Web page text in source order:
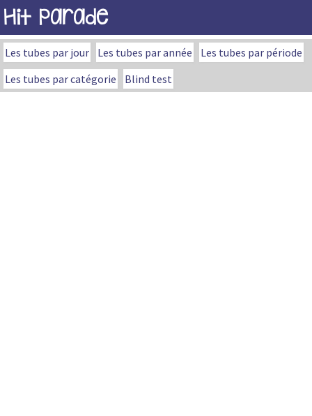
Hit Parade
Les tubes par jour Les tubes par année
Les tubes par période
Les tubes par catégorie
Blind test